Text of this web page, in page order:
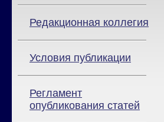
Редакционная коллегия
Условия публикации
Регламент
опубликования статей